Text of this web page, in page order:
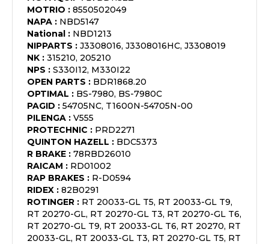
MOTRIO : 8550502049
NAPA : NBD5147
National : NBD1213
NIPPARTS : J3308016, J3308016HC, J3308019
NK : 315210, 205210
NPS : S330I12, M330I22
OPEN PARTS : BDR1868.20
OPTIMAL : BS-7980, BS-7980C
PAGID : 54705NC, T1600N-54705N-00
PILENGA : V555
PROTECHNIC : PRD2271
QUINTON HAZELL : BDC5373
R BRAKE : 78RBD26010
RAICAM : RD01002
RAP BRAKES : R-D0594
RIDEX : 82B0291
ROTINGER : RT 20033-GL T5, RT 20033-GL T9,
RT 20270-GL, RT 20270-GL T3, RT 20270-GL T6,
RT 20270-GL T9, RT 20033-GL T6, RT 20270, RT
20033-GL, RT 20033-GL T3, RT 20270-GL T5, RT